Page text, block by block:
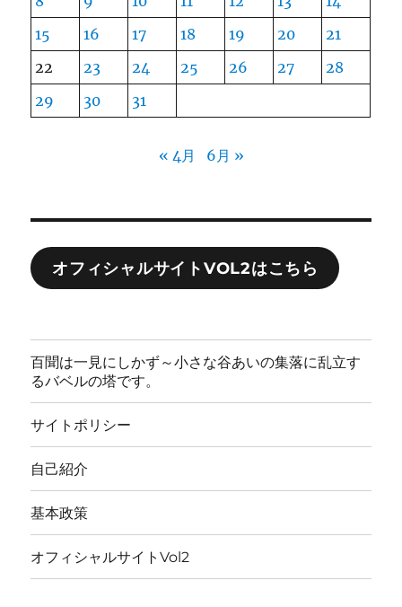
15
16 17 18 19 20
21
22
23 24 25 26 27
28
29
30 31
« 4月 6月 »
オフィシャルサイトVOL2はこちら
百聞は一見にしかず～小さな谷あいの集落に乱立す
るバベルの塔です。
サイトポリシー
自己紹介
基本政策
オフィシャルサイトVol2